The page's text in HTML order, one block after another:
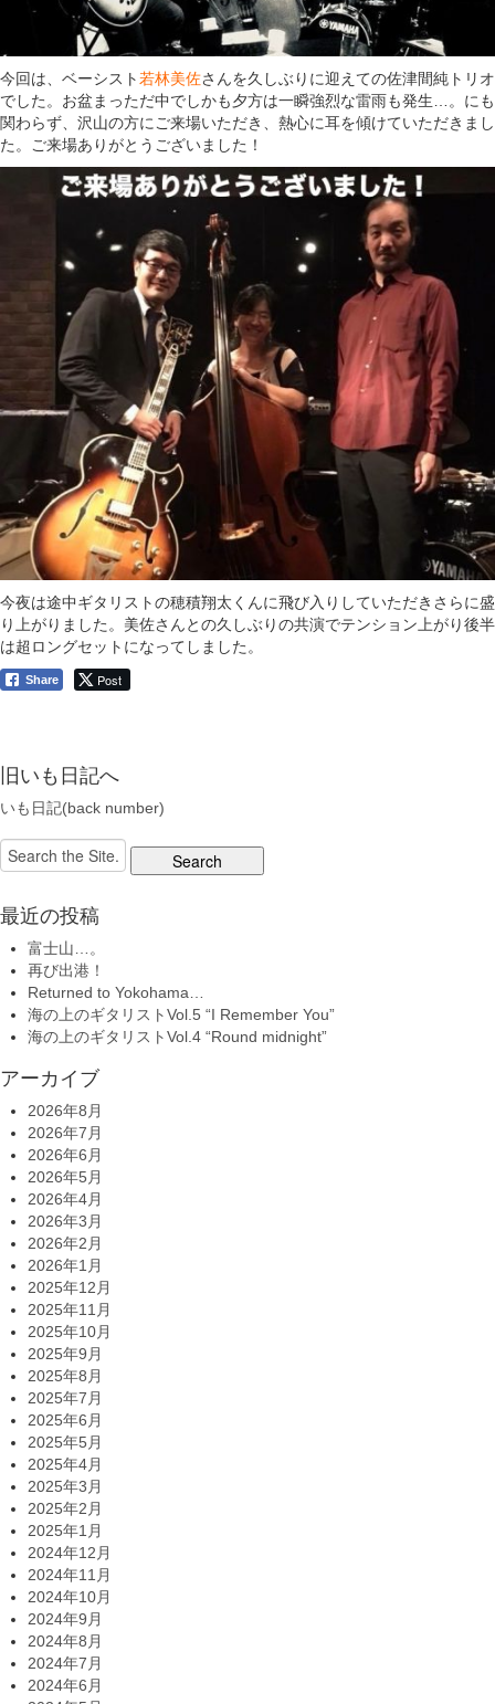
今回は、ベーシスト若林美佐さんを久しぶりに迎えての佐津間純トリオ
でした。お盆まっただ中でしかも夕方は一瞬強烈な雷雨も発生…。にも
関わらず、沢山の方にご来場いただき、熱心に耳を傾けていただきまし
た。ご来場ありがとうございました！
今夜は途中ギタリストの穂積翔太くんに飛び入りしていただきさらに盛
り上がりました。美佐さんとの久しぶりの共演でテンション上がり後半
は超ロングセットになってしました。
Share Post
旧いも日記へ
いも日記(back number)
Search
for:
最近の投稿
富士山…。
再び出港！
Returned to Yokohama…
海の上のギタリストVol.5 “I Remember You”
海の上のギタリストVol.4 “Round midnight”
アーカイブ
2026年8月
2026年7月
2026年6月
2026年5月
2026年4月
2026年3月
2026年2月
2026年1月
2025年12月
2025年11月
2025年10月
2025年9月
2025年8月
2025年7月
2025年6月
2025年5月
2025年4月
2025年3月
2025年2月
2025年1月
2024年12月
2024年11月
2024年10月
2024年9月
2024年8月
2024年7月
2024年6月